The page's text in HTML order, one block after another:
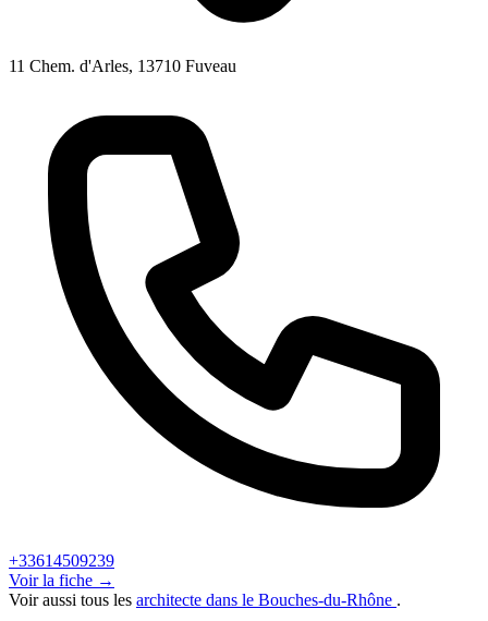
11 Chem. d'Arles, 13710 Fuveau
+33614509239
Voir la fiche →
Voir aussi tous les architecte dans le Bouches-du-Rhône .